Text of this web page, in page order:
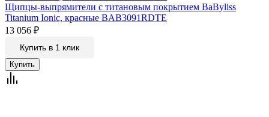
Щипцы-выпрямители с титановым покрытием BaByliss
Titanium Ionic, красные BAB3091RDTE
13 056 ₽
Купить в 1 клик